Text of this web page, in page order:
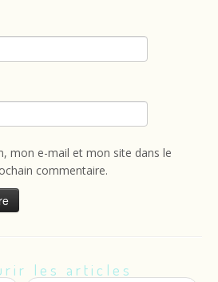
mon e-mail et mon site dans le
commentaire.
les articles